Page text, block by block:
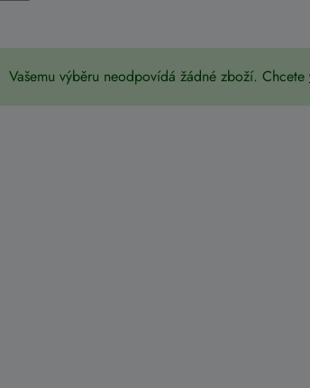
Vašemu výběru neodpovídá žádné zboží. Chcete